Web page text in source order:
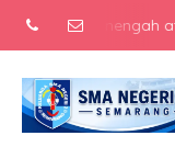
sekolah menengah